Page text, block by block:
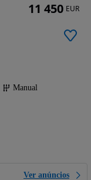
Manual
Ver anúncios
11 450 EUR